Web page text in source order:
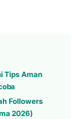
Tips Aman
Followers
2026)